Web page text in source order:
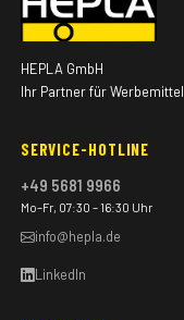
HEPLA GmbH
Ihr Partner für Werbemittel
SERVICE-HOTLINE
+49 5681 9966
Mo–Fr, 07:30 – 16:30 Uhr
info@hepla.de
LinkedIn